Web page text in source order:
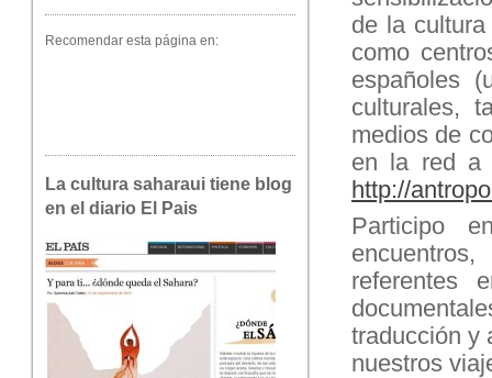
Recomendar esta página en:
La cultura saharaui tiene blog
en el diario El Pais
de la
como
españoles
culturales,
medios de
en la red a
http://
Participo
referentes
traducción y
nuestros